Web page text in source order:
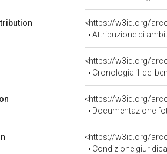
<https://w3id.org/
Attribuzione di
<https://w3id.org/
Cronologia 1 del
Documentazione
Condizione